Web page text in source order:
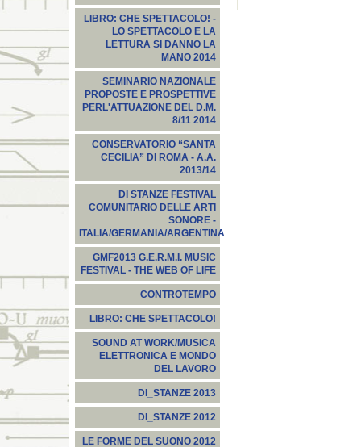
LIBRO: CHE SPETTACOLO! -
LO SPETTACOLO E LA
LETTURA SI DANNO LA
MANO 2014
SEMINARIO NAZIONALE
PROPOSTE E PROSPETTIVE
PERL'ATTUAZIONE DEL D.M.
8/11 2014
CONSERVATORIO “SANTA
CECILIA” DI ROMA - A.A.
2013/14
DI STANZE FESTIVAL
COMUNITARIO DELLE ARTI
SONORE -
ITALIA/GERMANIA/ARGENTINA
GMF2013 G.E.R.M.I. MUSIC
FESTIVAL - THE WEB OF LIFE
CONTROTEMPO
LIBRO: CHE SPETTACOLO!
SOUND AT WORK/MUSICA
ELETTRONICA E MONDO
DEL LAVORO
DI_STANZE 2013
DI_STANZE 2012
LE FORME DEL SUONO 2012